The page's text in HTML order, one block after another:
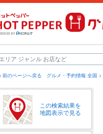
前のページへ戻る グルメ・予約情報 全国
この検索結果を
地図表示で見る